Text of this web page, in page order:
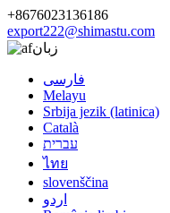
+8676023136186
export222@shimastu.com
زبان
فارسی
Melayu
Srbija jezik (latinica)
Català
עברית
ไทย
slovenščina
اردو